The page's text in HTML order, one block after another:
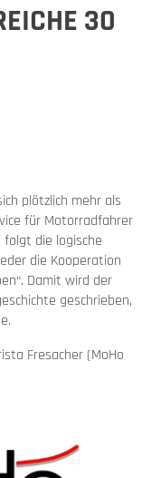
30
plötzlich mehr als
für Motorradfahrer
die logische
die Kooperation
Damit wird der
geschrieben,
Fresacher (MoHo